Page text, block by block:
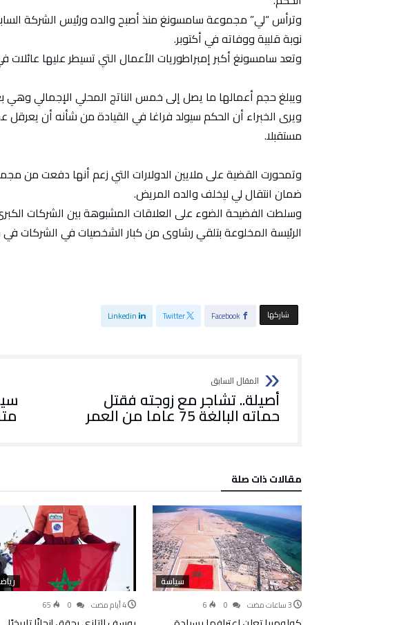
وترأس “لي” مجموعة سامسونغ منذ أصبح والده ورئيس الشركة
نوبة قلبية ووفاته في أكتوبر.
وتعد سامسونغ أكبر إمبراطوريات الأعمال التي تسيطر عليها عائلات
ويبلغ حجم أعمالها ما يصل إلى خمس الناتج المحلي الإجمالي وهي
ويرى الخبراء أن الحكم سيولد فراغا في القيادة من شأنه أن يعرقل
مستقبلا.
وتمحورت القضية على ملايين الدولارات التي زعم أنها دفعت من
ضمان انتقال لي ليخلف والده المريض.
وسلطت الفضيحة الضوء على العلاقات المشبوهة بين الشركات
الرئيسة المخلوعة بتلقي رشاوى من كبار الشخصيات في الشركات
‫‫ شاركها‬ Facebook
Twitter
Linkedin
أصيلة.. تشاجر مع زوجته فقتل
حماته البالغة 75 عاما من العمر
‫مقالات ذات صلة‬
سياسة
6
65